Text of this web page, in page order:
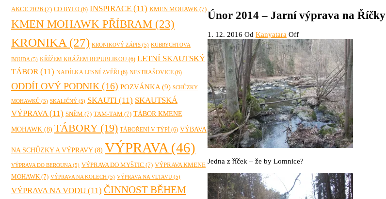
Únor 2014 – Jarní výprava na Říčky
1. 12. 2016 Od Kanyatara Off
Jedna z říček – že by Lomnice?
AKCE 2026 (7) CO BYLO (6) INSPIRACE (11) KMEN MOHAWK (7)
KMEN MOHAWK PŘÍBRAM (23)
KRONIKA (27) KRONIKOVÝ ZÁPIS (5) KUBRYCHTOVA
BOUDA (5) KŘÍŽEM KRÁŽEM REPUBLIKOU (6) LETNÍ SKAUTSKÝ
TÁBOR(11) NADÍLKA LESNÍ ZVĚŘI (6) NESTRAŠOVICE (6)
ODDÍLOVÝ PODNIK (16) POZVÁNKA (9) SCHŮZKY
MOHAWKŮ (5) SKALIČNÝ (5) SKAUTI (11) SKAUTSKÁ
VÝPRAVA(11) SNĚM (7) TAM-TAM (7) TÁBOR KMENE
MOHAWK (8) TÁBORY(19) TÁBOŘENÍ V TÝPÍ (6) VÝBAVA
NA SCHŮZKY A VÝPRAVY(8) VÝPRAVA (46)
VÝPRAVA DO BEROUNA (5) VÝPRAVA DO MYŠTIC (7) VÝPRAVA KMENE
MOHAWK (7) VÝPRAVA NA KOLECH (5) VÝPRAVA NA VLTAVU (5)
VÝPRAVA NA VODU (11) ČINNOST BĚHEM